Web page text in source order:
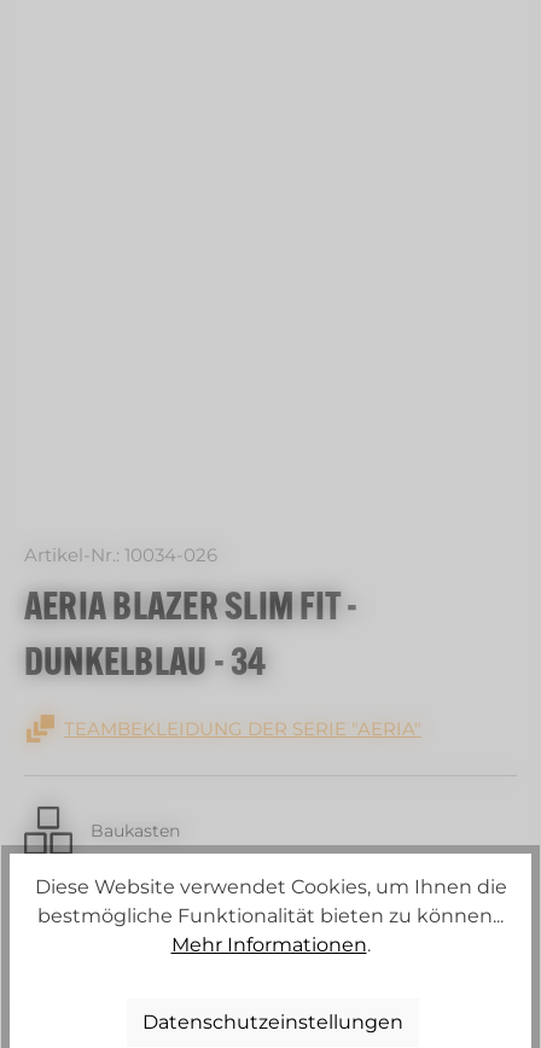
Artikel-Nr.: 10034-026
AERIA BLAZER SLIM FIT -
DUNKELBLAU - 34
TEAMBEKLEIDUNG DER SERIE "AERIA"
Baukasten
Strech
Konstante Körpertemperatur
30 C Schonwaschgang
Diese Website verwendet Cookies, um Ihnen die
bestmögliche Funktionalität bieten zu können...
Mehr Informationen.
Datenschutzeinstellungen